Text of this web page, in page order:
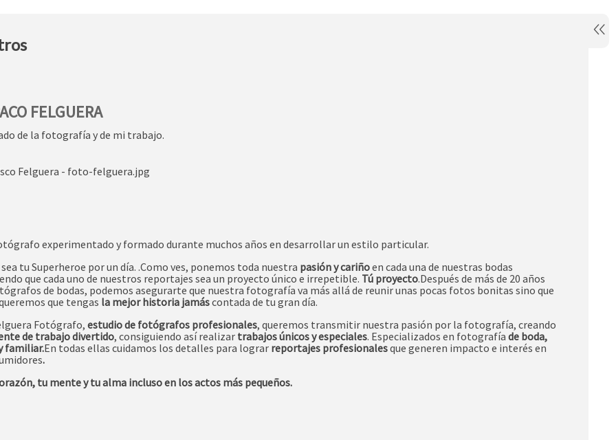
FELGUERA
de la fotografía y de mi trabajo.
experimentado y formado durante muchos años en desarrollar un estilo particular.
sea tu Superheroe por un día. .Como ves, ponemos toda nuestra pasión y cariñoen cada una de nuestras bodas
que cada uno de nuestros reportajes sea un proyecto único e irrepetible. Tú proyecto.Después de más de 20 años
de bodas, podemos asegurarte que nuestra fotografía va más allá de reunir unas pocas fotos bonitas sino que
que tengas la mejor historia jamáscontada de tu gran día.
Fotógrafo, estudio de fotógrafos profesionales, queremos transmitir nuestra pasión por la fotografía, creando
de trabajo divertido, consiguiendo así realizar trabajos únicos y especiales. Especializados en fotografía de boda,
familiar.En todas ellas cuidamos los detalles para lograr reportajes profesionalesque generen impacto e interés en
.
tu mente y tu alma incluso en los actos más pequeños.